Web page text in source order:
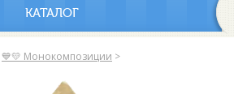
КАТАЛОГ
💙💛 Монокомпозиции >